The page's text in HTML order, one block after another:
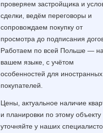
проверяем застройщика и
сделки, ведём переговоры и
сопровождаем покупку от
просмотра до подписания
Работаем по всей Польше — на
вашем языке, с учётом
особенностей для иностранных
покупателей.
Цены, актуальное наличие
и планировки по этому объекту
уточняйте у наших